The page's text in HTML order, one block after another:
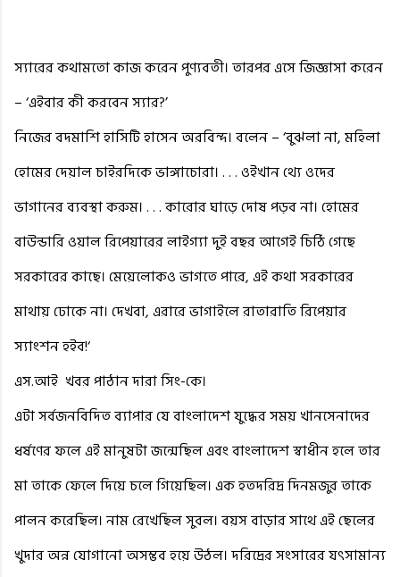
স্যারের কথামতো কাজ করেন পুণ্যবতী। তারপর এসে জিজ্ঞাসা করেন
– ‘এইবার কী করবেন স্যার?’
নিজের বদমাশি হাসিটি হাসেন অরবিন্দ। বলেন – ‘বুঝলা না, মহিলা
হোমের দেয়াল চাইরদিকে ভাঙ্গাচোরা। . . . ওইখান থ্যে ওদের
ভাগানের ব্যবস্থা করুম। . . . কারোর ঘাড়ে দোষ পড়ব না। হোমের
বাউন্ডারি ওয়াল রিপেয়ারের লাইগ্যা দুই বছর আগেই চিঠি গেছে
সরকারের কাছে। মেয়েলোকও ভাগতে পারে, এই কথা সরকারের
মাথায় ঢোকে না। দেখবা, এরারে ভাগাইলে রাতারাতি রিপেয়ার
স্যাংশন হইব!‘
এস.আই খবর পাঠান দারা সিং-কে।
এটা সর্বজনবিদিত ব্যাপার যে বাংলাদেশ যুদ্ধের সময় খানসেনাদের
ধর্ষণের ফলে এই মানুষটা জন্মেছিল এবং বাংলাদেশ স্বাধীন হলে তার
মা তাকে ফেলে দিয়ে চলে গিয়েছিল। এক হতদরিদ্র দিনমজুর তাকে
পালন করেছিল। নাম রেখেছিল সুবল। বয়স বাড়ার সাথে এই ছেলের
খুদার অন্ন যোগানো অসম্ভব হয়ে উঠল। দরিদ্রের সংসারের যৎসামান্য